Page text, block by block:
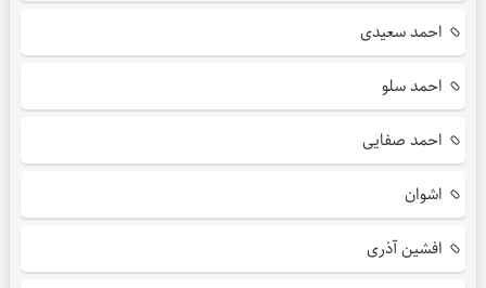
احمد سعیدی
احمد سلو
احمد صفایی
اشوان
افشین آذری